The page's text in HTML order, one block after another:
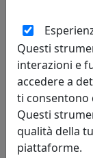
LAMPADA A
Toplight
Questi
interazioni e
accedere a
ti consentono
Questi
qualità della
piattaforme.